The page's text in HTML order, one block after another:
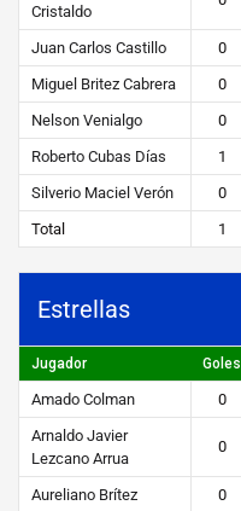
Cristaldo
Juan Carlos Castillo 0
Miguel Britez Cabrera
0
Nelson Venialgo
0
Roberto Cubas Días
1
Silverio Maciel Verón
0
Total
1
Estrellas
Jugador Goles
Amado Colman 0
Arnaldo Javier
Lezcano Arrua
0
Aureliano Brítez 0